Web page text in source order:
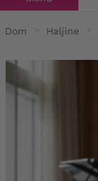
Dom Haljine